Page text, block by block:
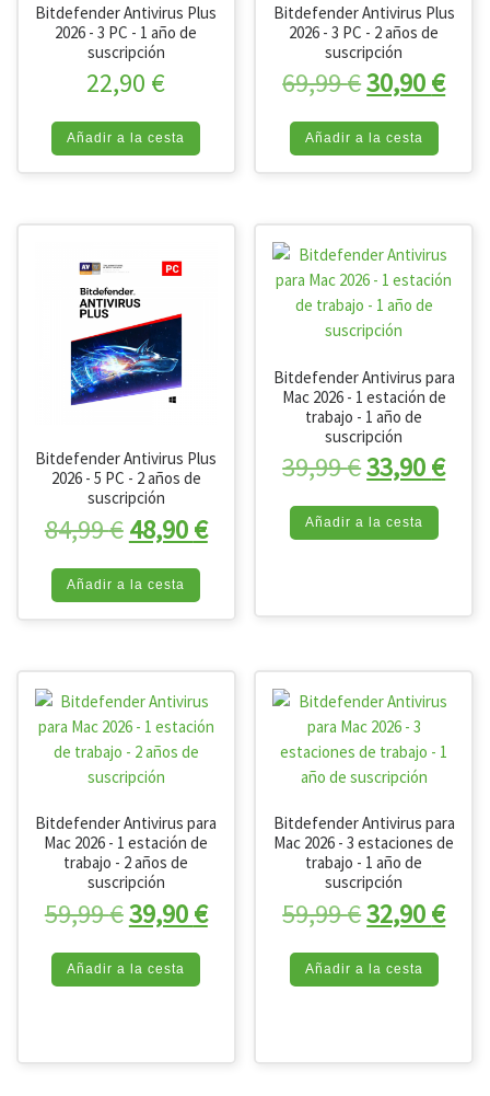
Bitdefender Antivirus Plus
2026 - 3 PC - 1 año de
suscripción
22,90 €
Añadir a la cesta
Bitdefender Antivirus Plus
2026 - 3 PC - 2 años de
suscripción
69,99€El precio
30,90€El
Añadir a la cesta
Bitdefender Antivirus Plus
2026 - 5 PC - 2 años de
suscripción
84,99€El precio original era: 84,99 €.
48,90€El precio actual es: 48,90
Añadir a la cesta
Bitdefender Antivirus para
Mac 2026 - 1 estación de
trabajo - 1 año de
suscripción
39,99€El precio
33,90€El
Añadir a la cesta
Bitdefender Antivirus para
Mac 2026 - 1 estación de
trabajo - 2 años de
suscripción
59,99€El precio original era: 59,99 €.
39,90€El precio actual es: 39,90
Añadir a la cesta
Bitdefender Antivirus para
Mac 2026 - 3 estaciones de
trabajo - 1 año de
suscripción
59,99€El precio
32,90€El
Añadir a la cesta